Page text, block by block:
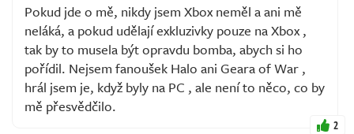
Pokud jde o mě, nikdy jsem Xbox neměl a ani mě
neláká, a pokud udělají exkluzivky pouze na Xbox ,
tak by to musela být opravdu bomba, abych si ho
pořídil. Nejsem fanoušek Halo ani Geara of War ,
hrál jsem je, když byly na PC , ale není to něco, co by
mě přesvědčilo.
2